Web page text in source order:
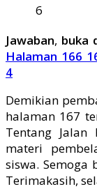
6
Jawaban, buka
Halaman 166
4
Demikian
halaman 167
Tentang Jalan
materi
siswa.
Terimakasih,